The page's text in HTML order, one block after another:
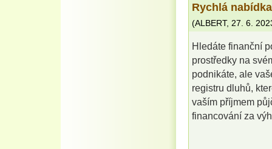
Rychlá
(ALBERT, 27. 6.
Hledáte finanční
prostředky na
podnikáte, ale
registru dluhů,
vaším příjmem
financování za